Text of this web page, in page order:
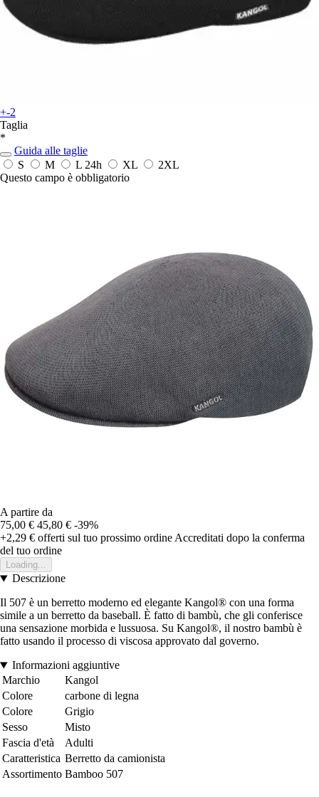
+-2
Taglia
*
Guida alle taglie
S
M L 24h XL
2XL
Questo campo è obbligatorio
A partire da
75,00 € 45,80 € -39%
+2,29 € offerti sul tuo prossimo ordine Accreditati dopo la conferma
del tuo ordine
Loading...
Descrizione
Il 507 è un berretto moderno ed elegante Kangol® con una forma
simile a un berretto da baseball. È fatto di bambù, che gli conferisce
una sensazione morbida e lussuosa. Su Kangol®, il nostro bambù è
fatto usando il processo di viscosa approvato dal governo.
Informazioni aggiuntive
Marchio
Kangol
Colore
carbone di legna
Colore
Grigio
Sesso
Misto
Fascia d'età
Adulti
Caratteristica Berretto da camionista
Assortimento Bamboo 507